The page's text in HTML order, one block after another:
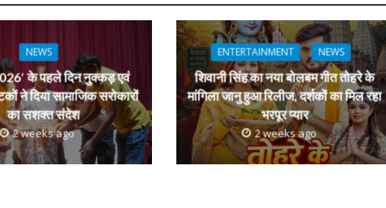
n
NEWS
के पहले दिन नुक्कड़ एवं
ने दिया सामाजिक सरोकारों
का सशक्त संदेश
2 weeks ago
ENTERTAINMENT NEWS
शिवानी सिंह का नया बोलबम गीत तोहरे के
मांगिला जानु हुआ रिलीज, दर्शकों का मिल रहा
भरपूर प्यार
2 weeks ago